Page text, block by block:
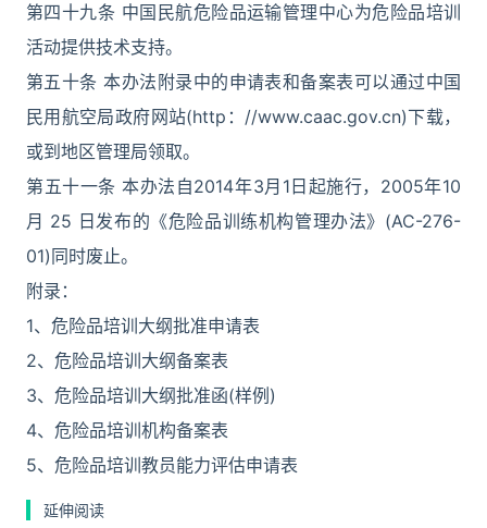
第四十九条 中国民航危险品运输管理中心为危险品培训
活动提供技术支持。
第五十条 本办法附录中的申请表和备案表可以通过中国
民用航空局政府网站(http：//www.caac.gov.cn)下载，
或到地区管理局领取。
第五十一条 本办法自2014年3月1日起施行，2005年10
月 25 日发布的《危险品训练机构管理办法》(AC-276-
01)同时废止。
附录：
1、危险品培训大纲批准申请表
2、危险品培训大纲备案表
3、危险品培训大纲批准函(样例)
4、危险品培训机构备案表
5、危险品培训教员能力评估申请表
延伸阅读